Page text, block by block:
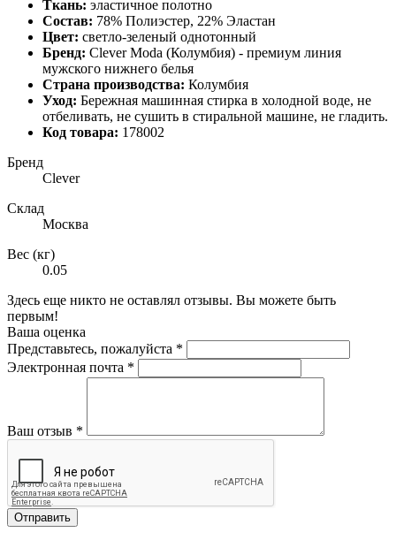
Ткань: эластичное полотно
Состав: 78% Полиэстер, 22% Эластан
Цвет: светло-зеленый однотонный
Бренд: Clever Moda (Колумбия) - премиум линия
мужского нижнего белья
Страна производства: Колумбия
Уход: Бережная машинная стирка в холодной воде, не
отбеливать, не сушить в стиральной машине, не гладить.
Код товара: 178002
Бренд
Clever
Склад
Москва
Вес (кг)
0.05
Здесь еще никто не оставлял отзывы. Вы можете быть
первым!
Ваша оценка
Представьтесь, пожалуйста *
Электронная почта *
Ваш отзыв *
Отправить